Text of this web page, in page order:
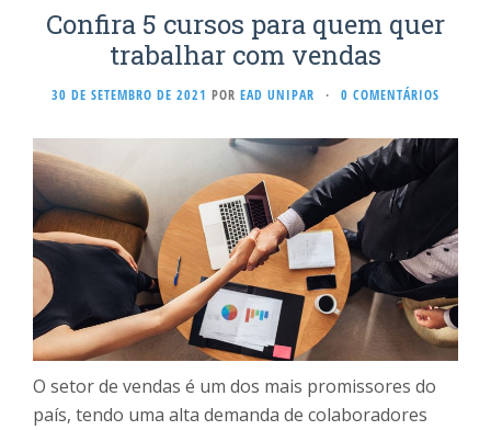
Confira 5 cursos para quem quer
trabalhar com vendas
30 DE SETEMBRO DE 2021 POR EAD UNIPAR · 0 COMENTÁRIOS
O setor de vendas é um dos mais promissores do
país, tendo uma alta demanda de colaboradores